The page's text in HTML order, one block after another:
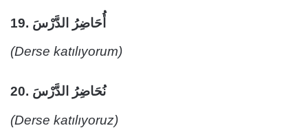
19. أُحَاضِرُ الدَّرْسَ
(Derse katılıyorum)
20. نُحَاضِرُ الدَّرْسَ
(Derse katılıyoruz)